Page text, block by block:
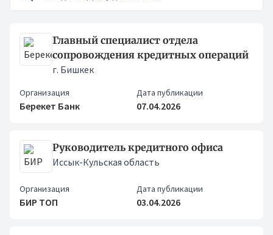
Вакансии
Главный специалист отдела
сопровождения кредитных операций
г. Бишкек
Организация
Берекет Банк
Дата публикации
07.04.2026
Руководитель кредитного офиса
Иссык-Кульская область
Организация
БИР ТОП
Дата публикации
03.04.2026